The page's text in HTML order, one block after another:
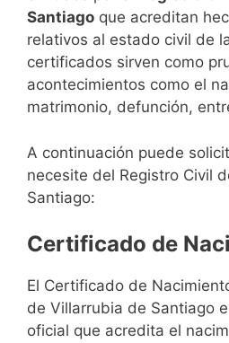
Santiago que acreditan
relativos al estado civil de
certificados sirven como
acontecimientos como el
matrimonio, defunción,
A continuación puede
necesite del Registro Civil
Santiago:
Certificado de
El Certificado de
de Villarrubia de Santiago
oficial que acredita el